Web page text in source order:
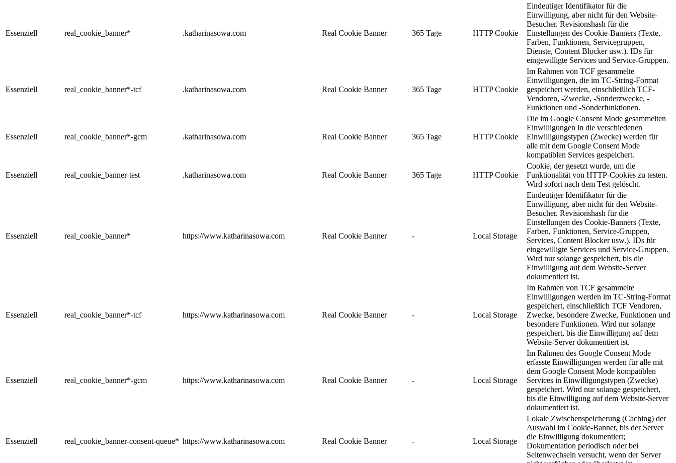
Essenziell real_cookie_banner* .katharinasowa.com Real Cookie Banner 365 Tage HTTP Cookie
Eindeutiger Identifikator für die
Einwilligung, aber nicht für den Website-
Besucher. Revisionshash für die
Einstellungen des Cookie-Banners (Texte,
Farben, Funktionen, Servicegruppen,
Dienste, Content Blocker usw.). IDs für
eingewilligte Services und Service-Gruppen.
Essenziell real_cookie_banner*-tcf .katharinasowa.com Real Cookie Banner 365 Tage HTTP Cookie
Im Rahmen von TCF gesammelte
Einwilligungen, die im TC-String-Format
gespeichert werden, einschließlich TCF-
Vendoren, -Zwecke, -Sonderzwecke, -
Funktionen und -Sonderfunktionen.
Essenziell real_cookie_banner*-gcm .katharinasowa.com Real Cookie Banner 365 Tage HTTP Cookie
Die im Google Consent Mode gesammelten
Einwilligungen in die verschiedenen
Einwilligungstypen (Zwecke) werden für
alle mit dem Google Consent Mode
kompatiblen Services gespeichert.
Essenziell real_cookie_banner-test .katharinasowa.com Real Cookie Banner 365 Tage HTTP Cookie
Cookie, der gesetzt wurde, um die
Funktionalität von HTTP-Cookies zu testen.
Wird sofort nach dem Test gelöscht.
Essenziell real_cookie_banner* https://www.katharinasowa.com Real Cookie Banner - Local Storage
Eindeutiger Identifikator für die
Einwilligung, aber nicht für den Website-
Besucher. Revisionshash für die
Einstellungen des Cookie-Banners (Texte,
Farben, Funktionen, Service-Gruppen,
Services, Content Blocker usw.). IDs für
eingewilligte Services und Service-Gruppen.
Wird nur solange gespeichert, bis die
Einwilligung auf dem Website-Server
dokumentiert ist.
Essenziell real_cookie_banner*-tcf https://www.katharinasowa.com Real Cookie Banner - Local Storage
Im Rahmen von TCF gesammelte
Einwilligungen werden im TC-String-Format
gespeichert, einschließlich TCF Vendoren,
Zwecke, besondere Zwecke, Funktionen und
besondere Funktionen. Wird nur solange
gespeichert, bis die Einwilligung auf dem
Website-Server dokumentiert ist.
Essenziell real_cookie_banner*-gcm https://www.katharinasowa.com Real Cookie Banner - Local Storage
Im Rahmen des Google Consent Mode
erfasste Einwilligungen werden für alle mit
dem Google Consent Mode kompatiblen
Services in Einwilligungstypen (Zwecke)
gespeichert. Wird nur solange gespeichert,
bis die Einwilligung auf dem Website-Server
dokumentiert ist.
Essenziell real_cookie_banner-consent-queue* https://www.katharinasowa.com Real Cookie Banner - Local Storage
Lokale Zwischenspeicherung (Caching) der
Auswahl im Cookie-Banner, bis der Server
die Einwilligung dokumentiert;
Dokumentation periodisch oder bei
Seitenwechseln versucht, wenn der Server